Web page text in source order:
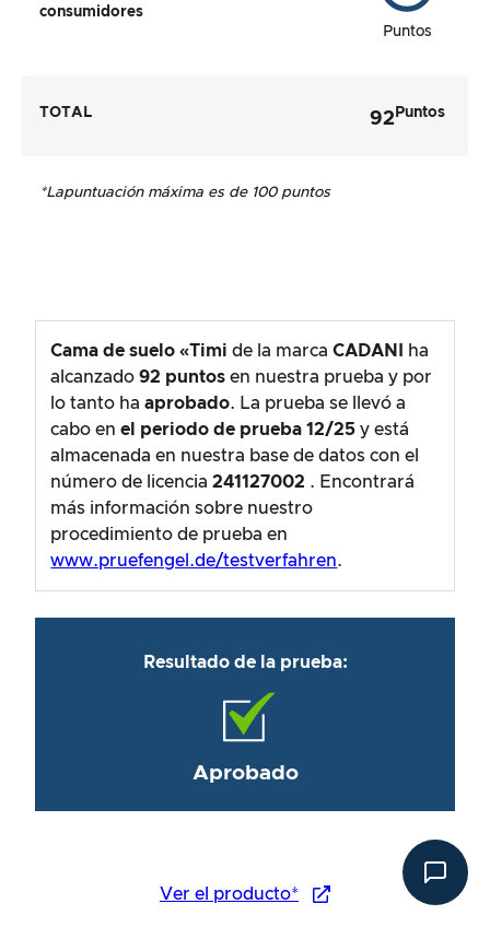
consumidores
Puntos
TOTAL 92 Puntos
*Lapuntuación máxima es de 100 puntos
Cama de suelo «Timi de la marcaCADANI
ha
alcanzado 92 puntos en nuestra prueba y por
lo tanto haaprobado. La prueba se llevó a
cabo enel periodo de prueba 12/25 y está
almacenada en nuestra base de datos con el
número de licencia241127002 . Encontrará
más información sobre nuestro
procedimiento de prueba en
www.pruefengel.de/testverfahren.
Resultado de la prueba:
Aprobado
Ver el producto*